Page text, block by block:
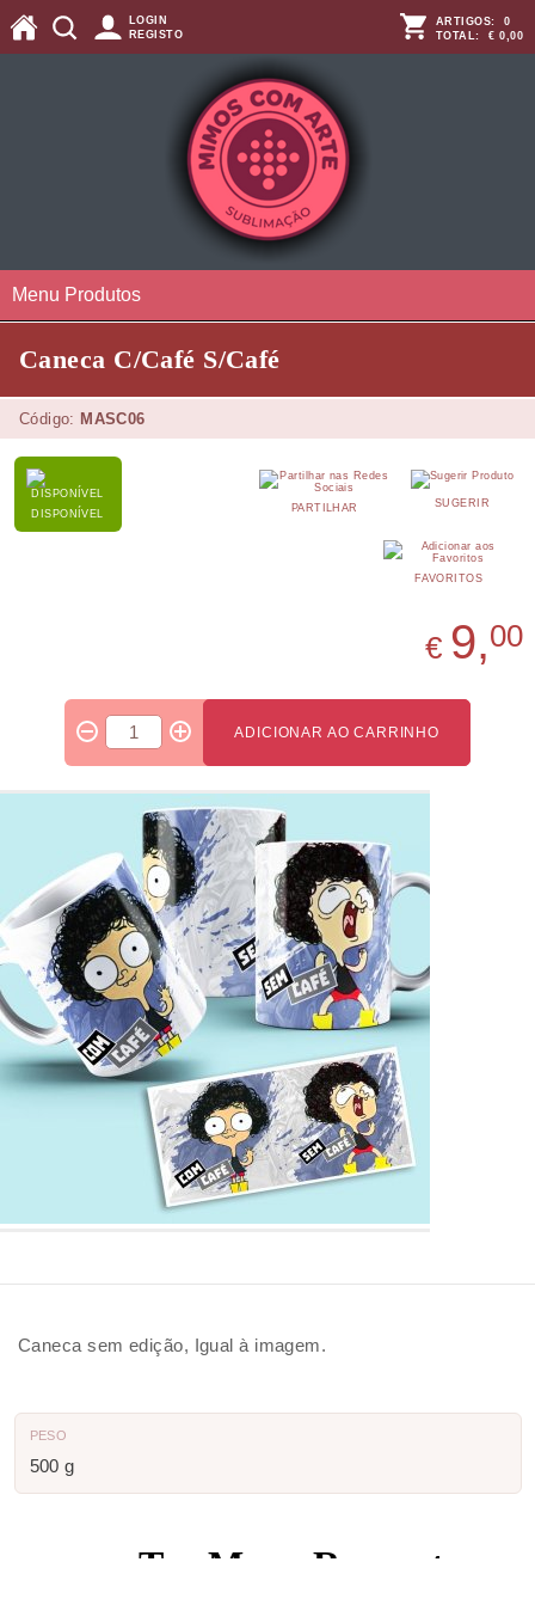
LOGIN
REGISTO
ARTIGOS: 0
TOTAL: € 0,00
Menu Produtos
Caneca C/Café S/Café
Código: MASC06
DISPONÍVEL
SUGERIR
PARTILHAR
FAVORITOS
€ 9,00
ADICIONAR AO CARRINHO
Caneca sem edição, Igual à imagem.
PESO
500 g